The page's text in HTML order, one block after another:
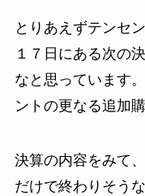
とりあえずテンセ
１７日にある次の
なと思っています
ントの更なる追加
決算の内容をみて
だけで終わりそう